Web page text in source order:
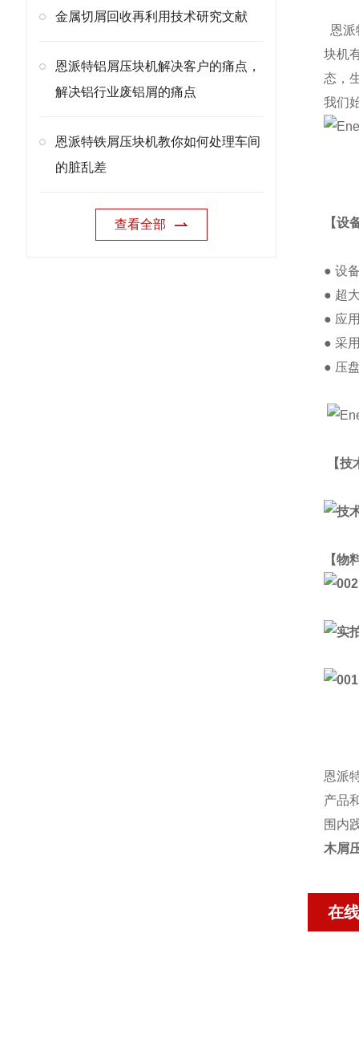
金属切屑回收再利用技术研究文献
恩派特铝屑压块机解决客户的痛点，
解决铝行业废铝屑的痛点
恩派特铁屑压块机教你如何处理车间
的脏乱差
查看全部
恩派
块机
态，
我们
【设
● 设
● 超
● 应
● 采
● 压
【技
【物
恩派
产品
围内
木屑
在